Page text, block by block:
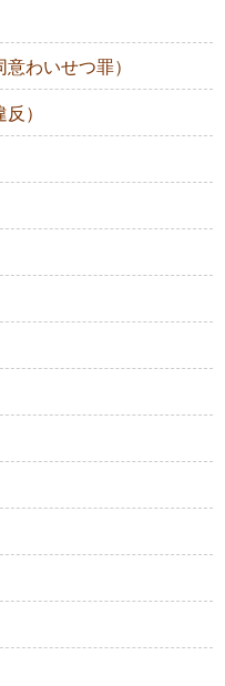
わいせつ罪）
）